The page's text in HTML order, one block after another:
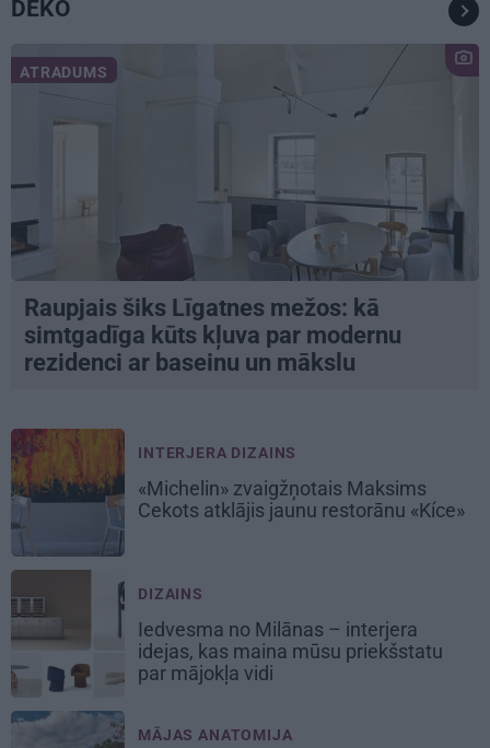
DEKO
ATRADUMS
Raupjais šiks Līgatnes mežos: kā
simtgadīga kūts kļuva par modernu
rezidenci ar baseinu un mākslu
INTERJERA DIZAINS
«Michelin» zvaigžņotais Maksims
Cekots atklājis jaunu restorānu «Kíce»
DIZAINS
Iedvesma no Milānas – interjera
idejas, kas maina mūsu priekšstatu
par mājokļa vidi
MĀJAS ANATOMIJA